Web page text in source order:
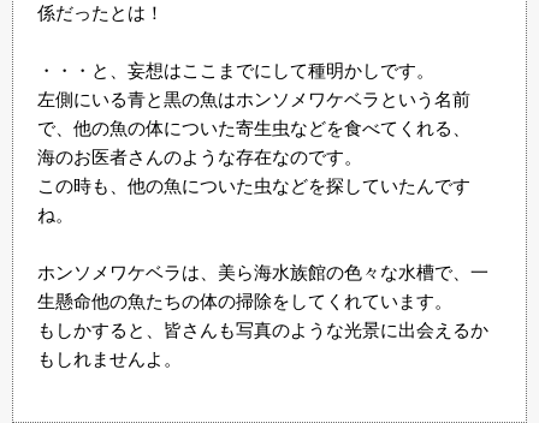
係だったとは！
・・・と、妄想はここまでにして種明かしです。
左側にいる青と黒の魚はホンソメワケベラという名前
で、他の魚の体についた寄生虫などを食べてくれる、
海のお医者さんのような存在なのです。
この時も、他の魚についた虫などを探していたんです
ね。
ホンソメワケベラは、美ら海水族館の色々な水槽で、一
生懸命他の魚たちの体の掃除をしてくれています。
もしかすると、皆さんも写真のような光景に出会えるか
もしれませんよ。